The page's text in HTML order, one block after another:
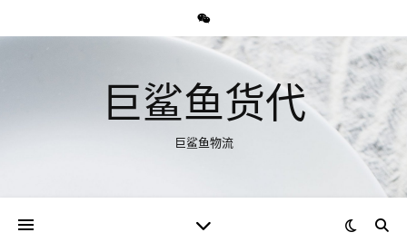
巨鲨鱼货代
巨鲨鱼物流